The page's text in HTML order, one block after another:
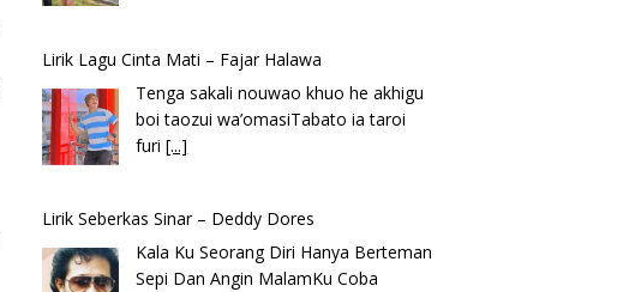
Lirik Lagu Cinta Mati – Fajar Halawa
Tenga sakali nouwao khuo he akhigu
boi taozui wa’omasiTabato ia taroi
furi[...]
Lirik Seberkas Sinar – Deddy Dores
Kala Ku Seorang Diri Hanya Berteman
Sepi Dan Angin MalamKu Coba